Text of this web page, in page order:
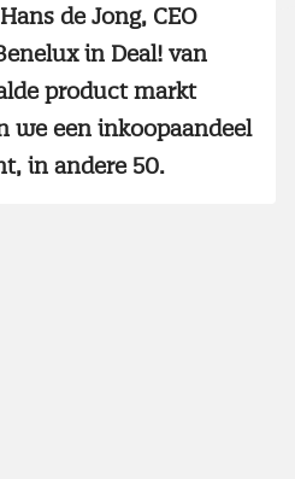
de Jong, CEO
in Deal! van
product markt
we een inkoopaandeel
in andere 50.